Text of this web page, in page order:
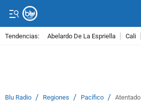
Tendencias: Abelardo De La Espriella Cali
Blu Radio / Regiones / Pacífico /